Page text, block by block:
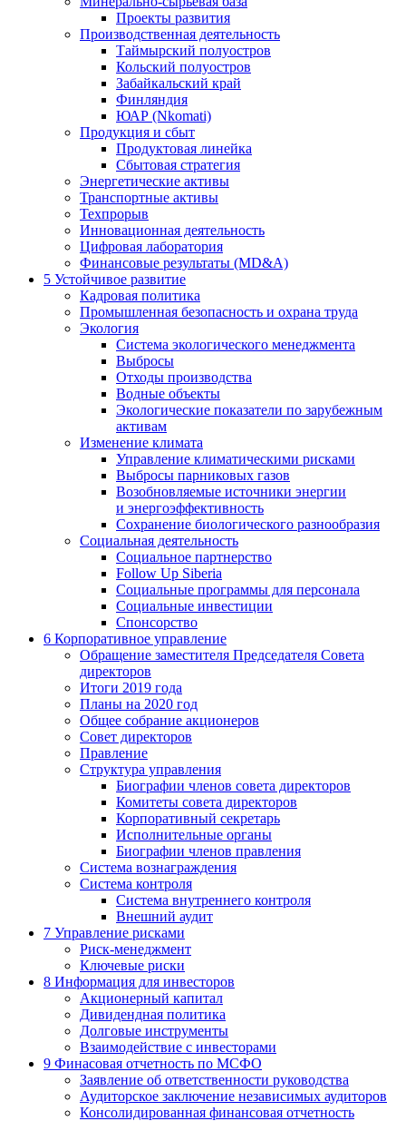
Проекты развития
Производственная деятельность
Таймырский полуостров
Кольский полуостров
Забайкальский край
Финляндия
ЮАР (Nkomati)
Продукция и сбыт
Продуктовая линейка
Сбытовая стратегия
Энергетические активы
Транспортные активы
Техпрорыв
Инновационная деятельность
Цифровая лаборатория
Финансовые результаты (MD&A)
5 Устойчивое развитие
Кадровая политика
Промышленная безопасность и охрана труда
Экология
Система экологического менеджмента
Выбросы
Отходы производства
Водные объекты
Экологические показатели по зарубежным
активам
Изменение климата
Управление климатическими рисками
Выбросы парниковых газов
Возобновляемые источники энергии
и энергоэффективность
Сохранение биологического разнообразия
Социальная деятельность
Социальное партнерство
Follow Up Siberia
Социальные программы для персонала
Социальные инвестиции
Спонсорство
6 Корпоративное управление
Обращение заместителя Председателя Совета
директоров
Итоги 2019 года
Планы на 2020 год
Общее собрание акционеров
Совет директоров
Правление
Структура управления
Биографии членов совета директоров
Комитеты совета директоров
Корпоративный секретарь
Исполнительные органы
Биографии членов правления
Система вознаграждения
Система контроля
Система внутреннего контроля
Внешний аудит
7 Управление рисками
Риск-менеджмент
Ключевые риски
8 Информация для инвесторов
Акционерный капитал
Дивидендная политика
Долговые инструменты
Взаимодействие с инвеcторами
9 Финасовая отчетность по МСФО
Заявление об ответственности руководства
Аудиторское заключение независимых аудиторов
Консолидированная финансовая отчетность